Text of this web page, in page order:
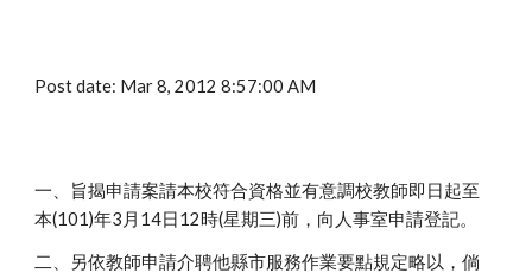
Post date: Mar 8, 2012 8:57:00 AM
一、旨揭申請案請本校符合資格並有意調校教師即日起至
本(101)年3月14日12時(星期三)前，向人事室申請登記。
二、另依教師申請介聘他縣市服務作業要點規定略以，倘